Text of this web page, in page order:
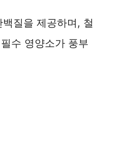
질을 제공하며, 철
수 영양소가 풍부